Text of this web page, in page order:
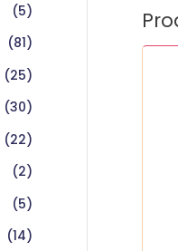
(5)
(81)
(25)
(30)
(22)
(2)
(5)
(14)